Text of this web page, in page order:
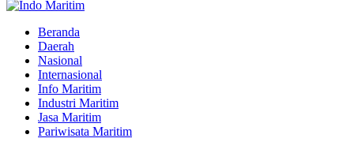
Beranda
Daerah
Nasional
Internasional
Info Maritim
Industri Maritim
Jasa Maritim
Pariwisata Maritim